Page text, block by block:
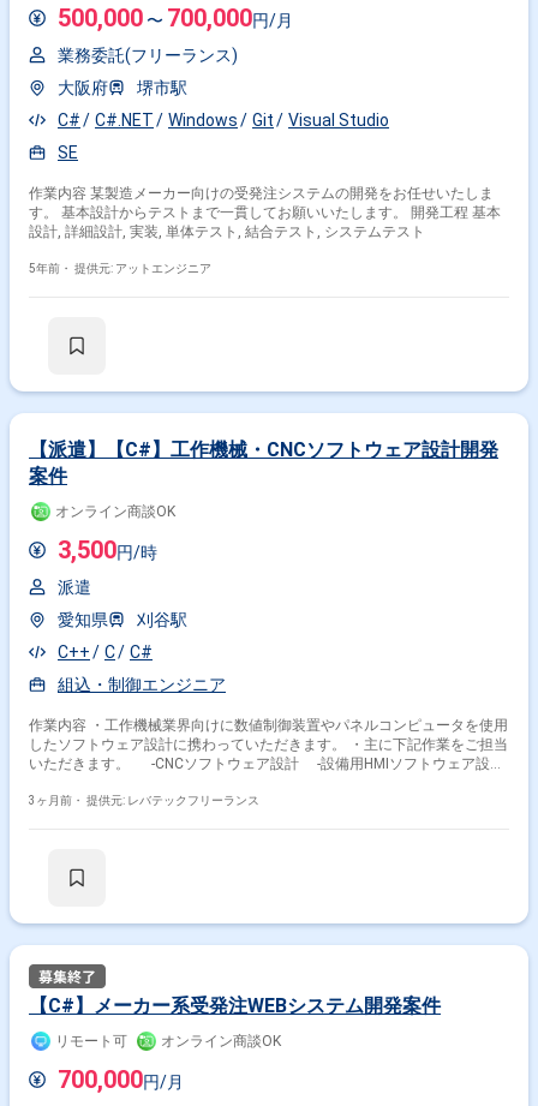
500,000 〜 700,000円/月
業務委託(フリーランス)
大阪府
堺市駅
C#
C#.NET Windows Git
Visual Studio
SE
作業内容 某製造メーカー向けの受発注システムの開発をお任せいたしま
す。 基本設計からテストまで一貫してお願いいたします。 開発工程 基本
設計, 詳細設計, 実装, 単体テスト, 結合テスト, システムテスト
5年前・ 提供元: アットエンジニア
【派遣】【C#】工作機械・CNCソフトウェア設計開発
案件
オンライン商談OK
3,500円/時
派遣
愛知県
刈谷駅
C++
C
C#
組込・制御エンジニア
作業内容 ・工作機械業界向けに数値制御装置やパネルコンピュータを使用
したソフトウェア設計に携わっていただきます。 ・主に下記作業をご担当
いただきます。 -CNCソフトウェア設計 -設備用HMIソフトウェア設計
3ヶ月前・ 提供元: レバテックフリーランス
【C#】メーカー系受発注WEBシステム開発案件
リモート可 オンライン商談OK
700,000円/月